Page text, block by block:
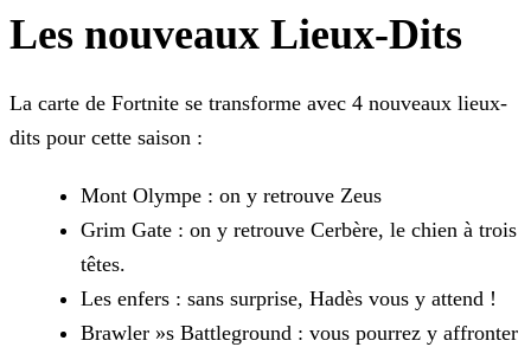
Les nouveaux Lieux-Dits
La carte de Fortnite se transforme avec 4 nouveaux lieux-
dits pour cette saison :
Mont Olympe : on y retrouve Zeus
Grim Gate : on y retrouve Cerbère, le chien à trois
têtes.
Les enfers : sans surprise, Hadès vous y attend !
Brawler »s Battleground : vous pourrez y affronter